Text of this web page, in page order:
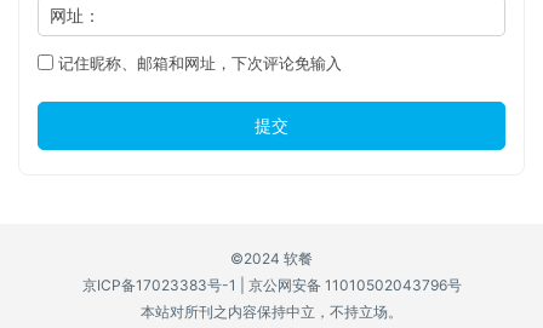
网址：
记住昵称、邮箱和网址，下次评论免输入
提交
©2024 软餐
京ICP备17023383号-1
京公网安备 11010502043796号
本站对所刊之内容保持中立，不持立场。